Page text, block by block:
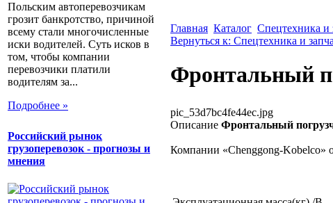
Польским автоперевозчикам
грозит банкротство, причиной
всему стали многочисленные
иски водителей. Суть исков в
том, чтобы компании
перевозчики платили
водителям за...
Подробнее »
Российский рынок
грузоперевозок - прогнозы и
мнения
Главная Каталог Спецтехника и
Вернуться к: Спецтехника и
Фронтальный
pic_53d7bc4fe44ec.jpg
Описание Фронтальный
Компании «Chenggong-Kobelco»